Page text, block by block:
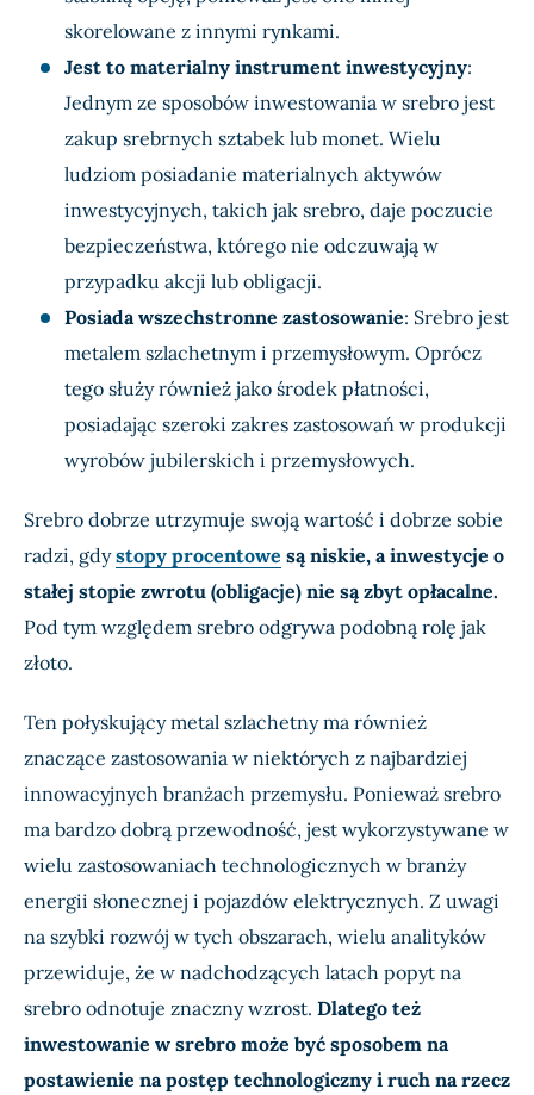
skorelowane z innymi rynkami.
Jest to materialny instrument inwestycyjny:
Jednym ze sposobów inwestowania w srebro jest
zakup srebrnych sztabek lub monet. Wielu
ludziom posiadanie materialnych aktywów
inwestycyjnych, takich jak srebro, daje poczucie
bezpieczeństwa, którego nie odczuwają w
przypadku akcji lub obligacji.
Posiada wszechstronne zastosowanie: Srebro jest
metalem szlachetnym i przemysłowym. Oprócz
tego służy również jako środek płatności,
posiadając szeroki zakres zastosowań w produkcji
wyrobów jubilerskich i przemysłowych.
Srebro dobrze utrzymuje swoją wartość i dobrze sobie
radzi, gdystopy procentowe są niskie, a inwestycje o
stałej stopie zwrotu (obligacje) nie są zbyt opłacalne.
Pod tym względem srebro odgrywa podobną rolę jak
złoto.
Ten połyskujący metal szlachetny ma również
znaczące zastosowania w niektórych z najbardziej
innowacyjnych branżach przemysłu. Ponieważ srebro
ma bardzo dobrą przewodność, jest wykorzystywane w
wielu zastosowaniach technologicznych w branży
energii słonecznej i pojazdów elektrycznych. Z uwagi
na szybki rozwój w tych obszarach, wielu analityków
przewiduje, że w nadchodzących latach popyt na
srebro odnotuje znaczny wzrost. Dlatego też
inwestowanie w srebro może być sposobem na
postawienie na postęp technologiczny i ruch na rzecz